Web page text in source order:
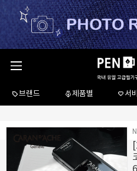
브랜드 제품별 서
[